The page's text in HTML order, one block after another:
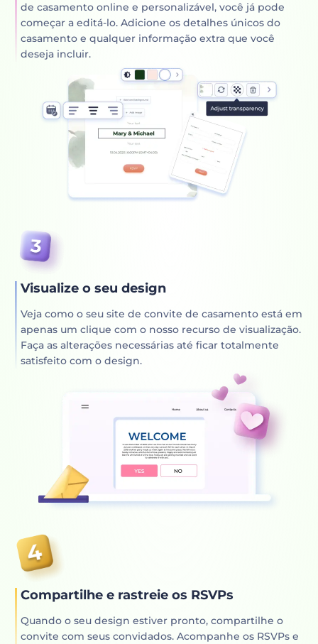
de casamento online e personalizável, você já pode
começar a editá-lo. Adicione os detalhes únicos do
casamento e qualquer informação extra que você
deseja incluir.
Visualize o seu design
Veja como o seu site de convite de casamento está em
apenas um clique com o nosso recurso de visualização.
Faça as alterações necessárias até ficar totalmente
satisfeito com o design.
Compartilhe e rastreie os RSVPs
Quando o seu design estiver pronto, compartilhe o
convite com seus convidados. Acompanhe os RSVPs e